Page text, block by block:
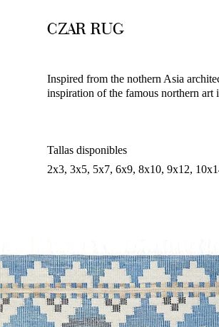
CZAR RUG
Inspired from the nothern Asia
inspiration of the famous northern art
Tallas disponibles
2x3, 3x5, 5x7, 6x9, 8x10, 9x12,